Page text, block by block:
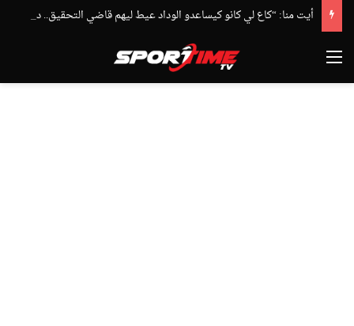
أيت منا: “كاع لي كانو كيساعدو الوداد عيط ليهم قاضي التحقيق.. دابا حتى شي واحد ما بقا باغي يعاون”
القائمة